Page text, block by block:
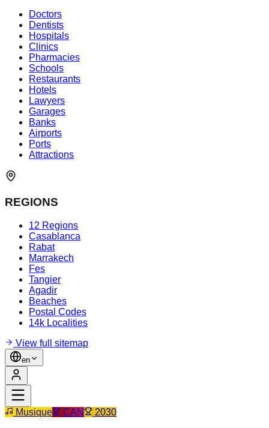
Doctors
Dentists
Hospitals
Clinics
Pharmacies
Schools
Restaurants
Hotels
Lawyers
Garages
Banks
Airports
Ports
Attractions
REGIONS
12 Regions
Casablanca
Rabat
Marrakech
Fes
Tangier
Agadir
Beaches
Postal Codes
14k Localities
View full sitemap
en
Musique CAN 2030